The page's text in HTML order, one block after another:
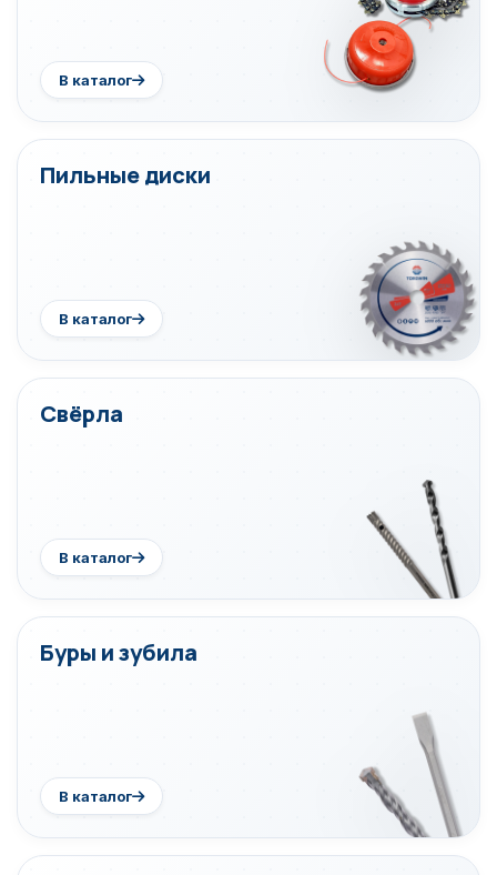
В каталог
Пильные диски
В каталог
Свёрла
В каталог
Буры и зубила
В каталог